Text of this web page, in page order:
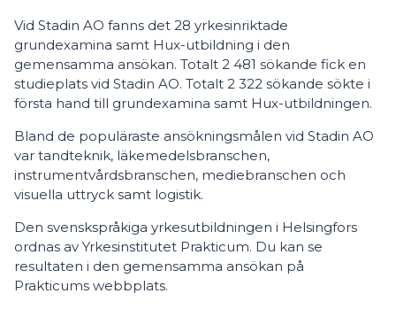
Vid Stadin AO fanns det 28 yrkesinriktade
grundexamina samt Hux-utbildning i den
gemensamma ansökan. Totalt 2 481 sökande fick en
studieplats vid Stadin AO. Totalt 2 322 sökande sökte i
första hand till grundexamina samt Hux-utbildningen.
Bland de populäraste ansökningsmålen vid Stadin AO
var tandteknik, läkemedelsbranschen,
instrumentvårdsbranschen, mediebranschen och
visuella uttryck samt logistik.
Den svenskspråkiga yrkesutbildningen i Helsingfors
ordnas av Yrkesinstitutet Prakticum. Du kan se
resultaten i den gemensamma ansökan på
Prakticums webbplats.